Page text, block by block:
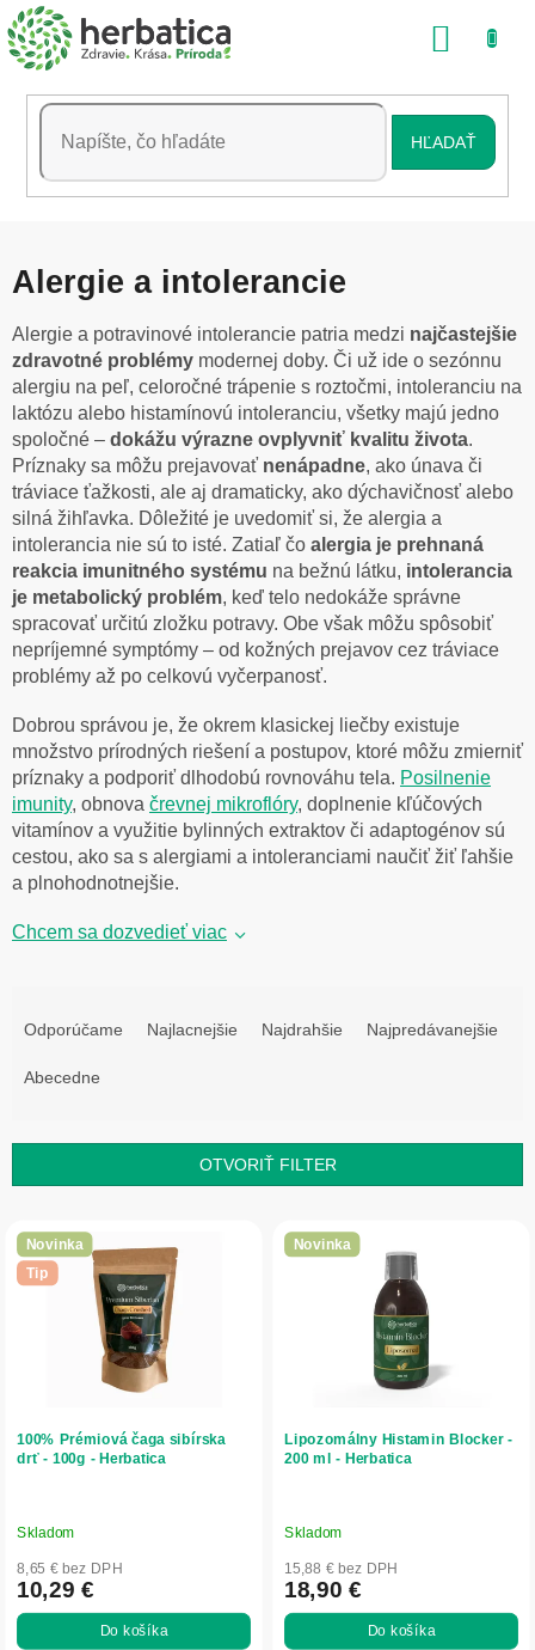
Prejsť
na
obsah
HĽADAŤ
Alergie a intolerancie
Alergie a potravinové intolerancie patria medzi najčastejšie
zdravotné problémy modernej doby. Či už ide o sezónnu
alergiu na peľ, celoročné trápenie s roztočmi, intoleranciu na
laktózu alebo histamínovú intoleranciu, všetky majú jedno
spoločné – dokážu výrazne ovplyvniť kvalitu života.
Príznaky sa môžu prejavovať nenápadne, ako únava či
tráviace ťažkosti, ale aj dramaticky, ako dýchavičnosť alebo
silná žihľavka. Dôležité je uvedomiť si, že alergia a
intolerancia nie sú to isté. Zatiaľ čo alergia je prehnaná
reakcia imunitného systému na bežnú látku, intolerancia
je metabolický problém, keď telo nedokáže správne
spracovať určitú zložku potravy. Obe však môžu spôsobiť
nepríjemné symptómy – od kožných prejavov cez tráviace
problémy až po celkovú vyčerpanosť.
Dobrou správou je, že okrem klasickej liečby existuje
množstvo prírodných riešení a postupov, ktoré môžu zmierniť
príznaky a podporiť dlhodobú rovnováhu tela. Posilnenie
imunity, obnova črevnej mikroflóry, doplnenie kľúčových
vitamínov a využitie bylinných extraktov či adaptogénov sú
cestou, ako sa s alergiami a intoleranciami naučiť žiť ľahšie
a plnohodnotnejšie.
Chcem sa dozvedieť viac
p
o
d
u
Odporúčame Najlacnejšie Najdrahšie Najpredávanejšie
Abecedne
OTVORIŤ FILTER
ý
p
d
u
o
v
Novinka
Tip
100% Prémiová čaga sibírska
drť - 100g - Herbatica
Skladom
8,65 € bez DPH
10,29 €
Do košíka
Novinka
Lipozomálny Histamin Blocker -
200 ml - Herbatica
Skladom
15,88 € bez DPH
18,90 €
Do košíka